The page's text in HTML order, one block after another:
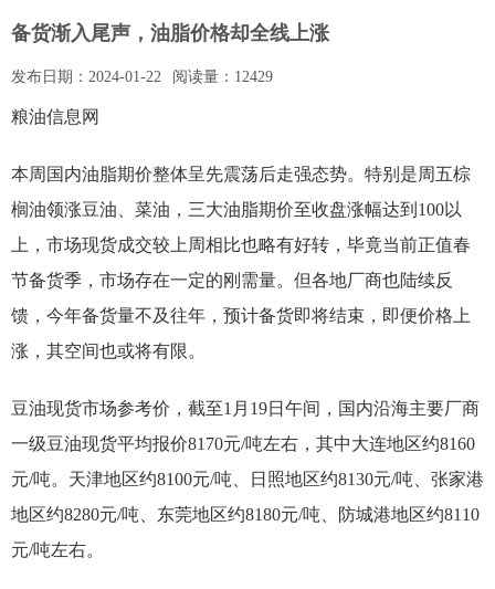
备货渐入尾声，油脂价格却全线上涨
发布日期： 2024-01-22 阅读量： 12429
粮油信息网
本周国内油脂期价整体呈先震荡后走强态势。特别是周五棕
榈油领涨豆油、菜油，三大油脂期价至收盘涨幅达到100以
上，市场现货成交较上周相比也略有好转，毕竟当前正值春
节备货季，市场存在一定的刚需量。但各地厂商也陆续反
馈，今年备货量不及往年，预计备货即将结束，即便价格上
涨，其空间也或将有限。
豆油现货市场参考价，截至1月19日午间，国内沿海主要厂商
一级豆油现货平均报价8170元/吨左右，其中大连地区约8160
元/吨。天津地区约8100元/吨、日照地区约8130元/吨、张家港
地区约8280元/吨、东莞地区约8180元/吨、防城港地区约8110
元/吨左右。